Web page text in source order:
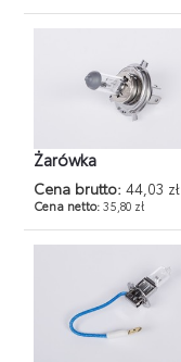
Żarówka
Cena brutto: 44,03 zł
Cena netto:35,80 zł